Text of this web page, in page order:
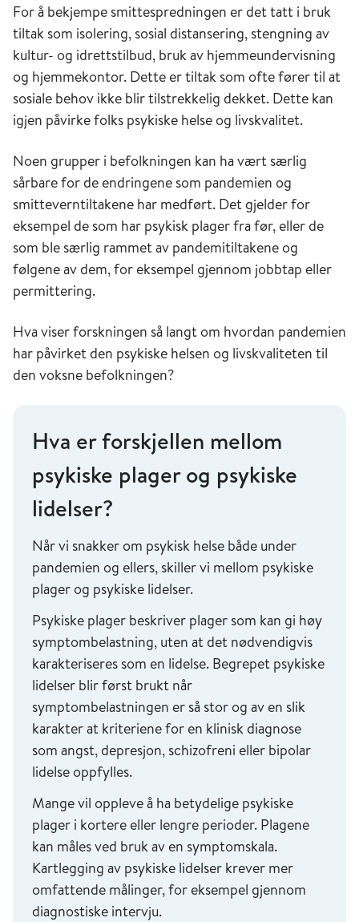
For å bekjempe smittespredningen er det tatt i bruk
tiltak som isolering, sosial distansering, stengning av
kultur- og idrettstilbud, bruk av hjemmeundervisning
og hjemmekontor. Dette er tiltak som ofte fører til at
sosiale behov ikke blir tilstrekkelig dekket. Dette kan
igjen påvirke folks psykiske helse og livskvalitet.
Noen grupper i befolkningen kan ha vært særlig
sårbare for de endringene som pandemien og
smitteverntiltakene har medført. Det gjelder for
eksempel de som har psykisk plager fra før, eller de
som ble særlig rammet av pandemitiltakene og
følgene av dem, for eksempel gjennom jobbtap eller
permittering.
Hva viser forskningen så langt om hvordan pandemien
har påvirket den psykiske helsen og livskvaliteten til
den voksne befolkningen?
Hva er forskjellen mellom
psykiske plager og psykiske
lidelser?
Når vi snakker om psykisk helse både under
pandemien og ellers, skiller vi mellom psykiske
plager og psykiske lidelser.
Psykiske plager beskriver plager som kan gi høy
symptombelastning, uten at det nødvendigvis
karakteriseres som en lidelse. Begrepet psykiske
lidelser blir først brukt når
symptombelastningen er så stor og av en slik
karakter at kriteriene for en klinisk diagnose
som angst, depresjon, schizofreni eller bipolar
lidelse oppfylles.
Mange vil oppleve å ha betydelige psykiske
plager i kortere eller lengre perioder. Plagene
kan måles ved bruk av en symptomskala.
Kartlegging av psykiske lidelser krever mer
omfattende målinger, for eksempel gjennom
diagnostiske intervju.